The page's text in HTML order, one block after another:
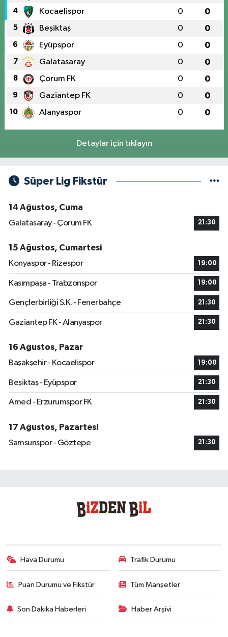
4 Kocaelispor 0 0
5 Beşiktaş 0 0
6 Eyüpspor 0 0
7 Galatasaray 0 0
8 Çorum FK 0 0
9 Gaziantep FK 0 0
10 Alanyaspor 0 0
Detaylar için tıklayın
Süper Lig Fikstür
14 Ağustos, Cuma
Galatasaray - Çorum FK
21:30
15 Ağustos, Cumartesi
Konyaspor - Rizespor
19:00
Kasımpaşa - Trabzonspor 19:00
Gençlerbirliği S.K. - Fenerbahçe 21:30
Gaziantep FK - Alanyaspor 21:30
16 Ağustos, Pazar
Başakşehir - Kocaelispor
19:00
Beşiktaş - Eyüpspor 21:30
Amed - Erzurumspor FK 21:30
17 Ağustos, Pazartesi
Samsunspor - Göztepe
21:30
Hava Durumu Trafik Durumu
Puan Durumu ve Fikstür Tüm Manşetler
Son Dakika Haberleri Haber Arşivi